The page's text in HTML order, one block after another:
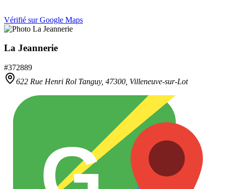
Vérifié sur Google Maps
La Jeannerie
#372889
622 Rue Henri Rol Tanguy, 47300 Villeneuve-sur-Lot